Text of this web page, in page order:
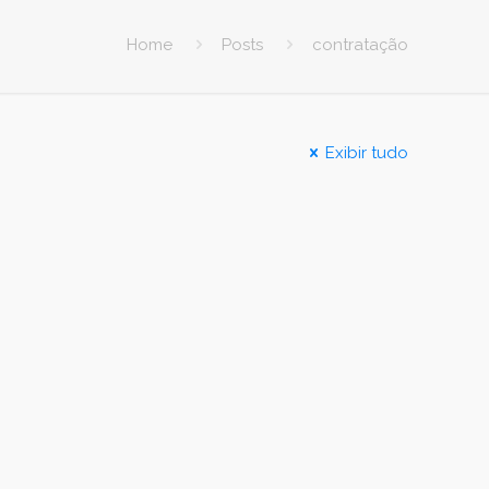
Home Posts contratação
Exibir tudo